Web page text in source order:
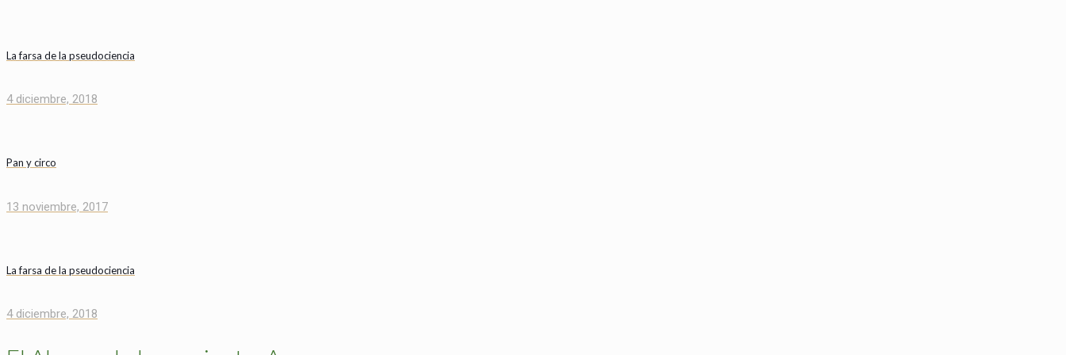
La farsa de la pseudociencia
4 diciembre, 2018
Pan y circo
13 noviembre, 2017
La farsa de la pseudociencia
4 diciembre, 2018